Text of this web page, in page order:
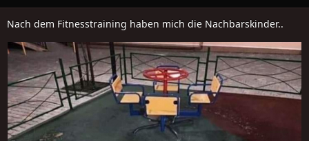
Nach dem Fitnesstraining haben mich die Nachbarskinder..